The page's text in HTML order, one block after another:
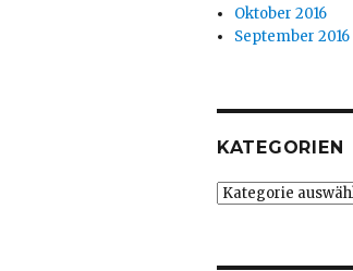
Oktober 2016
September 2016
KATEGORIEN
Kategorien